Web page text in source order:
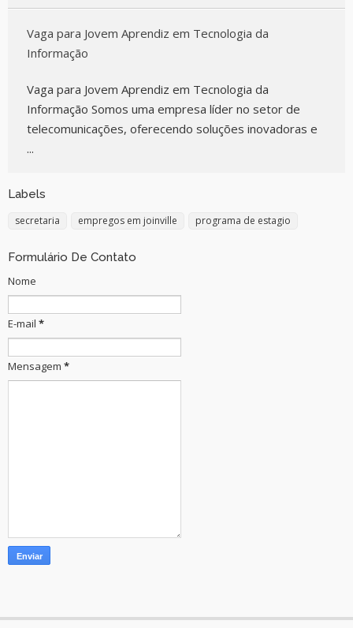
Vaga para Jovem Aprendiz em Tecnologia da
Informação
Vaga para Jovem Aprendiz em Tecnologia da
Informação Somos uma empresa líder no setor de
telecomunicações, oferecendo soluções inovadoras e
...
Labels
secretaria empregos em joinville programa de estagio
Formulário De Contato
Nome
E-mail *
Mensagem *